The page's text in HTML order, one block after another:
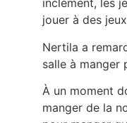
inclément, les
jouer à des
Nertila a
salle à manger
À un moment
manger de la